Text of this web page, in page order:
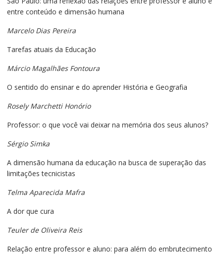
entre conteúdo e dimensão humana
Marcelo Dias Pereira
Tarefas atuais da Educação
Márcio Magalhães Fontoura
O sentido do ensinar e do aprender História e Geografia
Rosely Marchetti Honório
Professor: o que você vai deixar na memória dos seus alunos?
Sérgio Simka
A dimensão humana da educação na busca de superação das
limitações tecnicistas
Telma Aparecida Mafra
A dor que cura
Teuler de Oliveira Reis
Relação entre professor e aluno: para além do embrutecimento